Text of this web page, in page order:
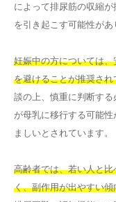
によって排尿筋の収縮が
を引き起こす可能性があ
妊娠中の方については
を避けることが推奨され
談の上、慎重に判断す
が母乳に移行する可能
ましいとされています。
高齢者では、若い人と
く、副作用が出やすい傾